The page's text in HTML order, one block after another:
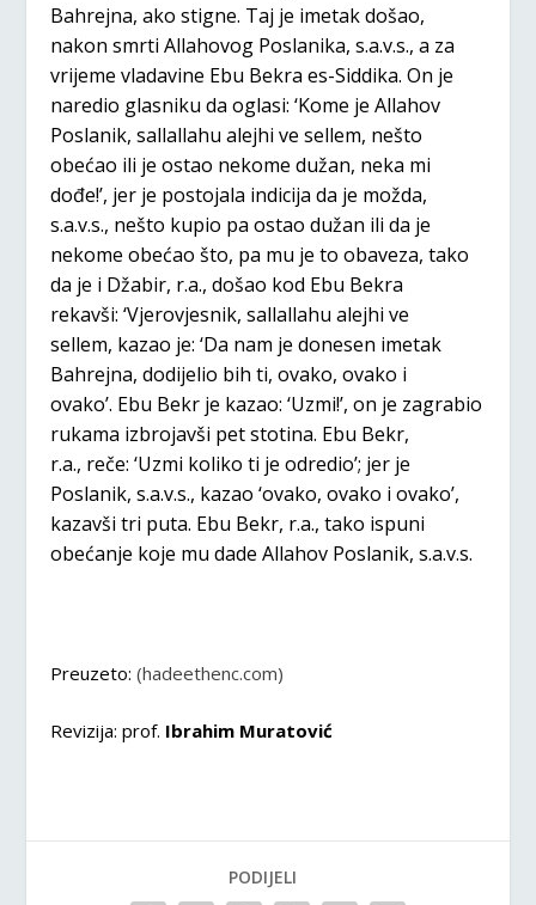
Bahrejna, ako stigne. Taj je imetak došao,
nakon smrti Allahovog Poslanika, s.a.v.s., a za
vrijeme vladavine Ebu Bekra es-Siddika. On je
naredio glasniku da oglasi: ‘Kome je Allahov
Poslanik, sallallahu alejhi ve sellem, nešto
obećao ili je ostao nekome dužan, neka mi
dođe!’, jer je postojala indicija da je možda,
s.a.v.s., nešto kupio pa ostao dužan ili da je
nekome obećao što, pa mu je to obaveza, tako
da je i Džabir, r.a., došao kod Ebu Bekra
rekavši: ‘Vjerovjesnik, sallallahu alejhi ve
sellem, kazao je: ‘Da nam je donesen imetak
Bahrejna, dodijelio bih ti, ovako, ovako i
ovako’. Ebu Bekr je kazao: ‘Uzmi!’, on je zagrabio
rukama izbrojavši pet stotina. Ebu Bekr,
r.a., reče: ‘Uzmi koliko ti je odredio’; jer je
Poslanik, s.a.v.s., kazao ‘ovako, ovako i ovako’,
kazavši tri puta. Ebu Bekr, r.a., tako ispuni
obećanje koje mu dade Allahov Poslanik, s.a.v.s.
Preuzeto:(hadeethenc.com)
Revizija: prof. Ibrahim Muratović
PODIJELI